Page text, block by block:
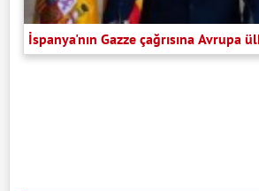
İspanya'nın Gazze çağrısına Avrupa